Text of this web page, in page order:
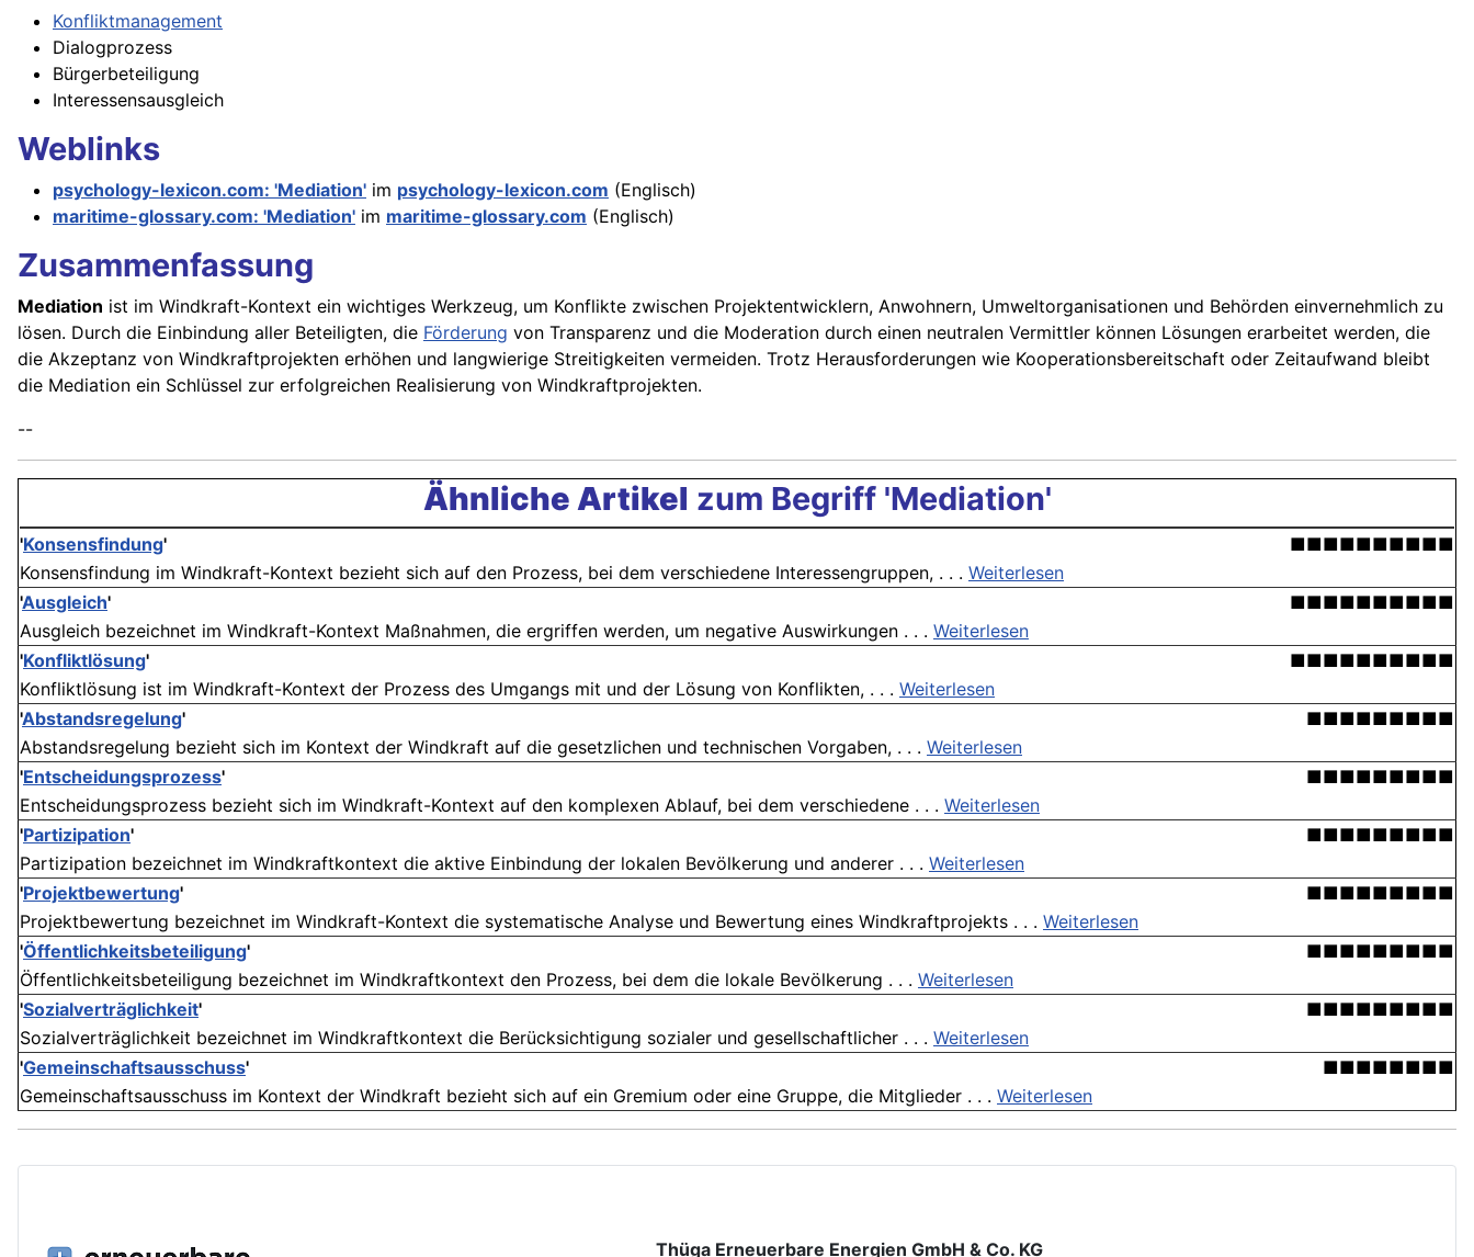
Konfliktmanagement
Dialogprozess
Bürgerbeteiligung
Interessensausgleich
Weblinks
psychology-lexicon.com: 'Mediation' im psychology-lexicon.com (Englisch)
maritime-glossary.com: 'Mediation' im maritime-glossary.com (Englisch)
Zusammenfassung
Mediation ist im Windkraft-Kontext ein wichtiges Werkzeug, um Konflikte zwischen Projektentwicklern, Anwohnern, Umweltorganisationen und Behörden einvernehmlich zu
lösen. Durch die Einbindung aller Beteiligten, die Förderung von Transparenz und die Moderation durch einen neutralen Vermittler können Lösungen erarbeitet werden, die
die Akzeptanz von Windkraftprojekten erhöhen und langwierige Streitigkeiten vermeiden. Trotz Herausforderungen wie Kooperationsbereitschaft oder Zeitaufwand bleibt
die Mediation ein Schlüssel zur erfolgreichen Realisierung von Windkraftprojekten.
--
Ähnliche Artikel zum Begriff 'Mediation'
'Konsensfindung'
■■■■■■■■■■
Konsensfindung im Windkraft-Kontext bezieht sich auf den Prozess, bei dem verschiedene Interessengruppen, . . . Weiterlesen
'Ausgleich'
■■■■■■■■■■
Ausgleich bezeichnet im Windkraft-Kontext Maßnahmen, die ergriffen werden, um negative Auswirkungen . . . Weiterlesen
'Konfliktlösung'
■■■■■■■■■■
Konfliktlösung ist im Windkraft-Kontext der Prozess des Umgangs mit und der Lösung von Konflikten, . . . Weiterlesen
'Abstandsregelung'
■■■■■■■■■
Abstandsregelung bezieht sich im Kontext der Windkraft auf die gesetzlichen und technischen Vorgaben, . . . Weiterlesen
'Entscheidungsprozess'
■■■■■■■■■
Entscheidungsprozess bezieht sich im Windkraft-Kontext auf den komplexen Ablauf, bei dem verschiedene . . . Weiterlesen
'Partizipation'
■■■■■■■■■
Partizipation bezeichnet im Windkraftkontext die aktive Einbindung der lokalen Bevölkerung und anderer . . . Weiterlesen
'Projektbewertung'
■■■■■■■■■
Projektbewertung bezeichnet im Windkraft-Kontext die systematische Analyse und Bewertung eines Windkraftprojekts . . . Weiterlesen
'Öffentlichkeitsbeteiligung'
■■■■■■■■■
Öffentlichkeitsbeteiligung bezeichnet im Windkraftkontext den Prozess, bei dem die lokale Bevölkerung . . . Weiterlesen
'Sozialverträglichkeit'
■■■■■■■■■
Sozialverträglichkeit bezeichnet im Windkraftkontext die Berücksichtigung sozialer und gesellschaftlicher . . . Weiterlesen
'Gemeinschaftsausschuss'
■■■■■■■■
Gemeinschaftsausschuss im Kontext der Windkraft bezieht sich auf ein Gremium oder eine Gruppe, die Mitglieder . . . Weiterlesen
Thüga Erneuerbare Energien GmbH & Co. KG